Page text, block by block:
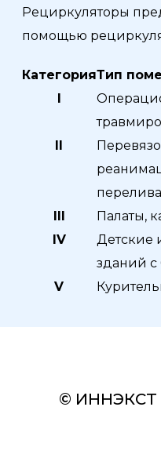
Рециркуляторы
помощью
КатегорияТип
I
II
III
Палаты,
IV
Детские
зданий
V
© ИННЭКСТ